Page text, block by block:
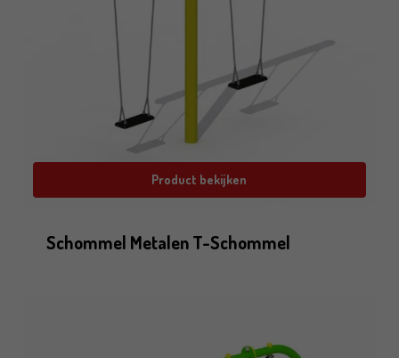
Product bekijken
Schommel Metalen T-Schommel